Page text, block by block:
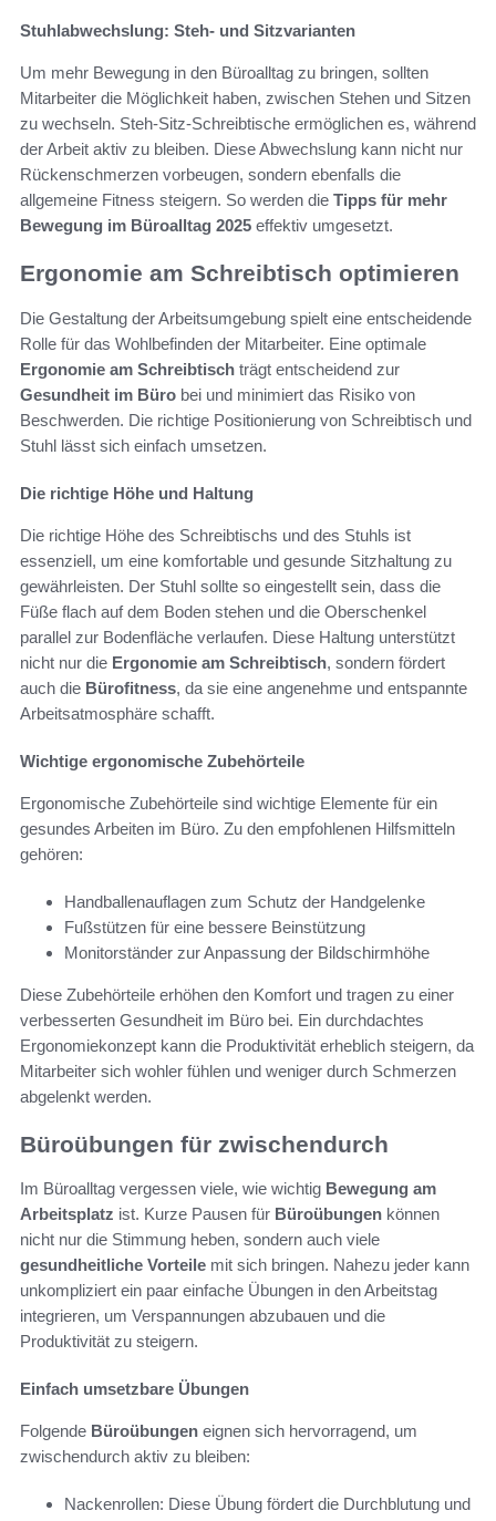
Stuhlabwechslung: Steh- und Sitzvarianten
Um mehr Bewegung in den Büroalltag zu bringen, sollten
Mitarbeiter die Möglichkeit haben, zwischen Stehen und Sitzen
zu wechseln. Steh-Sitz-Schreibtische ermöglichen es, während
der Arbeit aktiv zu bleiben. Diese Abwechslung kann nicht nur
Rückenschmerzen vorbeugen, sondern ebenfalls die
allgemeine Fitness steigern. So werden die Tipps für mehr
Bewegung im Büroalltag 2025 effektiv umgesetzt.
Ergonomie am Schreibtisch optimieren
Die Gestaltung der Arbeitsumgebung spielt eine entscheidende
Rolle für das Wohlbefinden der Mitarbeiter. Eine optimale
Ergonomie am Schreibtisch trägt entscheidend zur
Gesundheit im Büro bei und minimiert das Risiko von
Beschwerden. Die richtige Positionierung von Schreibtisch und
Stuhl lässt sich einfach umsetzen.
Die richtige Höhe und Haltung
Die richtige Höhe des Schreibtischs und des Stuhls ist
essenziell, um eine komfortable und gesunde Sitzhaltung zu
gewährleisten. Der Stuhl sollte so eingestellt sein, dass die
Füße flach auf dem Boden stehen und die Oberschenkel
parallel zur Bodenfläche verlaufen. Diese Haltung unterstützt
nicht nur die Ergonomie am Schreibtisch, sondern fördert
auch die Bürofitness, da sie eine angenehme und entspannte
Arbeitsatmosphäre schafft.
Wichtige ergonomische Zubehörteile
Ergonomische Zubehörteile sind wichtige Elemente für ein
gesundes Arbeiten im Büro. Zu den empfohlenen Hilfsmitteln
gehören:
Handballenauflagen zum Schutz der Handgelenke
Fußstützen für eine bessere Beinstützung
Monitorständer zur Anpassung der Bildschirmhöhe
Diese Zubehörteile erhöhen den Komfort und tragen zu einer
verbesserten Gesundheit im Büro bei. Ein durchdachtes
Ergonomiekonzept kann die Produktivität erheblich steigern, da
Mitarbeiter sich wohler fühlen und weniger durch Schmerzen
abgelenkt werden.
Büroübungen für zwischendurch
Im Büroalltag vergessen viele, wie wichtig Bewegung am
Arbeitsplatz ist. Kurze Pausen für Büroübungen können
nicht nur die Stimmung heben, sondern auch viele
gesundheitliche Vorteile mit sich bringen. Nahezu jeder kann
unkompliziert ein paar einfache Übungen in den Arbeitstag
integrieren, um Verspannungen abzubauen und die
Produktivität zu steigern.
Einfach umsetzbare Übungen
Folgende Büroübungen eignen sich hervorragend, um
zwischendurch aktiv zu bleiben:
Nackenrollen: Diese Übung fördert die Durchblutung und